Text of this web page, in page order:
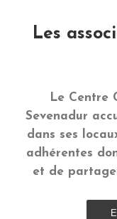
Les
Le Centre
Sevenadur
dans ses
adhérentes
et de